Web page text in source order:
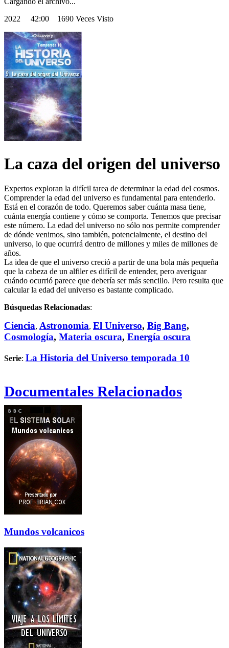
2022 42:00 1690 Veces Visto
La caza del origen del universo
Expertos exploran la difícil tarea de determinar la edad del cosmos.
Comprender la edad del universo es fundamental para entenderlo.
Está en el corazón de todo. Queremos saber cuánta masa tiene,
cuánta energía contiene y cómo se comporta. Tenemos que precisar
este número. La edad del universo no sólo nos permite comprender
de dónde venimos, sino también, potencialmente, el destino del
universo, lo que ocurrirá dentro de millones y miles de millones de
años.
La idea de que el universo creció a partir de una bola más pequeña
que la cabeza de un alfiler es difícil de entender, pero averiguar
cuándo ocurrió parece que debería ser más sencillo. Pero resulta que
calcular la edad del universo es bastante complicado.
Búsquedas Relacionadas:
Ciencia, Astronomia, El Universo, Big Bang,
Cosmología, Materia oscura, Energía oscura
Serie: La Historia del Universo temporada 10
Documentales Relacionados
Mundos volcanicos